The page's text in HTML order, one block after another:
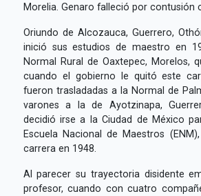
Morelia. Genaro falleció por contusión
Oriundo de Alcozauca, Guerrero,
inició sus estudios de maestro en
Normal Rural de Oaxtepec, Morelos,
cuando el gobierno le quitó este
fueron trasladadas a la Normal de
varones a la de Ayotzinapa,
decidió irse a la Ciudad de México
Escuela Nacional de Maestros
carrera en 1948.
Al parecer su trayectoria disidente
profesor, cuando con cuatro